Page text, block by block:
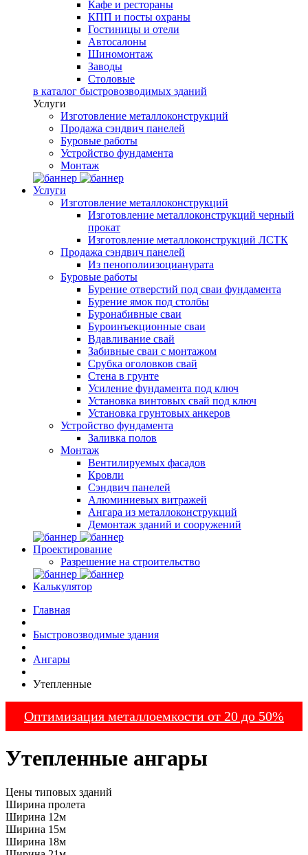
Кафе и рестораны
КПП и посты охраны
Гостиницы и отели
Автосалоны
Шиномонтаж
Заводы
Столовые
в каталог быстровозводимых зданий
Услуги
Изготовление металлоконструкций
Продажа сэндвич панелей
Буровые работы
Устройство фундамента
Монтаж
Услуги
Изготовление металлоконструкций
Изготовление металлоконструкций черный
прокат
Изготовление металлоконструкций ЛСТК
Продажа сэндвич панелей
Из пенополиизоцианурата
Буровые работы
Бурение отверстий под сваи фундамента
Бурение ямок под столбы
Буронабивные сваи
Буроинъекционные сваи
Вдавливание свай
Забивные сваи с монтажом
Срубка оголовков свай
Стена в грунте
Усиление фундамента под ключ
Установка винтовых свай под ключ
Установка грунтовых анкеров
Устройство фундамента
Заливка полов
Монтаж
Вентилируемых фасадов
Кровли
Сэндвич панелей
Алюминиевых витражей
Ангара из металлоконструкций
Демонтаж зданий и сооружений
Проектирование
Разрешение на строительство
Калькулятор
Главная
Быстровозводимые здания
Ангары
Утепленные
Оптимизация металлоемкости от 20 до 50%
Утепленные ангары
Цены типовых зданий
Ширина пролета
Ширина 12м
Ширина 15м
Ширина 18м